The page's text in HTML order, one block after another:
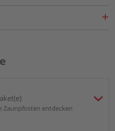
Zaunpfosten entdecken